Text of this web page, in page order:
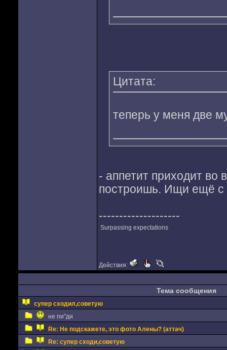
Цитата:
теперь у меня две
- аппетит приходит во
построишь. Ищи ещё с
--------------------
Surpassing expectations
Действия:
Тема сообщения
супер сходил,советую
не пи"ди
Re: Не подскажете, это фото Алены? (аттач)
Re: супер сходи,советую